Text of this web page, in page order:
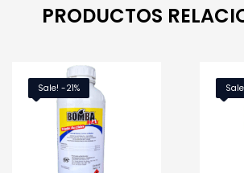
PRODUCTOS
Sale! -21%